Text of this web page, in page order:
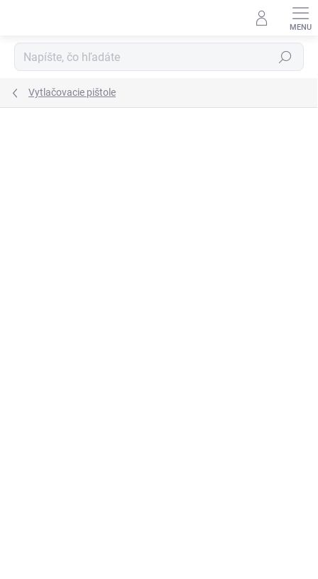
Hľadať
Vytlačovacie pištole